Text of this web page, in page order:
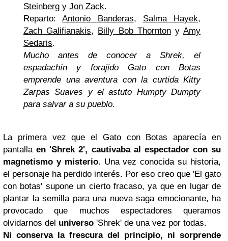
Steinberg y Jon Zack.
Reparto:Antonio Banderas, Salma Hayek,
Zach Galifianakis, Billy Bob ThorntonyAmy
Sedaris.
Mucho antes de conocera Shrek, el
espadachín y forajido Gato con Botas
emprende una aventura con la curtida Kitty
Zarpas Suaves y el astuto Humpty Dumpty
para salvar a su pueblo.
La primera vez que el Gato con Botas aparecía en
pantallaen 'Shrek 2', cautivaba al espectador con su
magnetismo y misterio. Una vez conocida su historia,
el personaje ha perdido interés. Por eso creo que 'El gato
con botas' supone un cierto fracaso, ya que en lugar de
plantar la semilla para una nueva saga emocionante, ha
provocado que muchos espectadores queramos
olvidarnos del universo 'Shrek' de una vez por todas.
Ni conserva la frescura del principio, ni sorprende